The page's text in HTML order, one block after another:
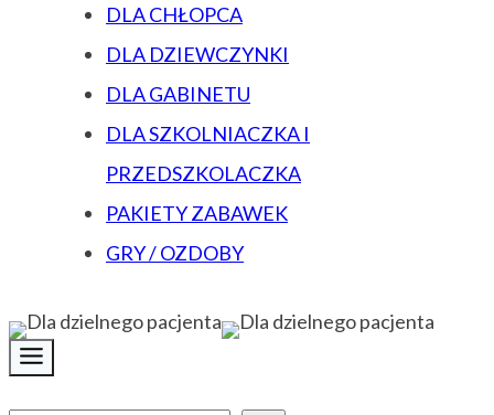
DLA CHŁOPCA
DLA DZIEWCZYNKI
DLA GABINETU
DLA SZKOLNIACZKA I
PRZEDSZKOLACZKA
PAKIETY ZABAWEK
GRY / OZDOBY